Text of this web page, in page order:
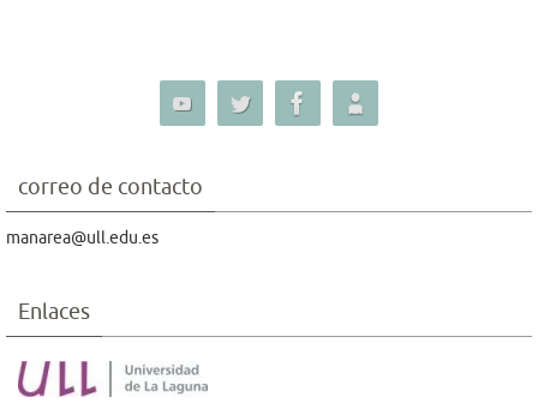
correo de contacto
manarea@ull.edu.es
Enlaces